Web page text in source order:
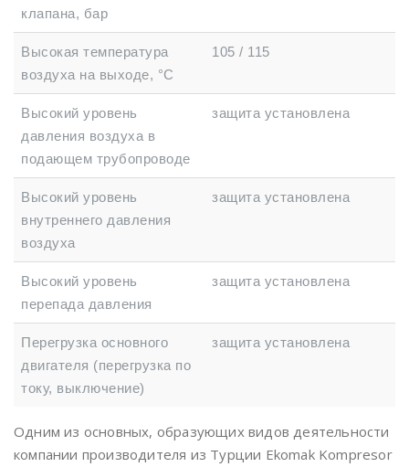
клапана, бар
Высокая температура
воздуха на выходе, °C
105 / 115
Высокий уровень
давления воздуха в
подающем трубопроводе
защита установлена
Высокий уровень
внутреннего давления
воздуха
защита установлена
Высокий уровень
перепада давления
защита установлена
Перегрузка основного
двигателя (перегрузка по
току, выключение)
защита установлена
Одним из основных, образующих видов деятельности
компании производителя из Турции Ekomak Kompresor